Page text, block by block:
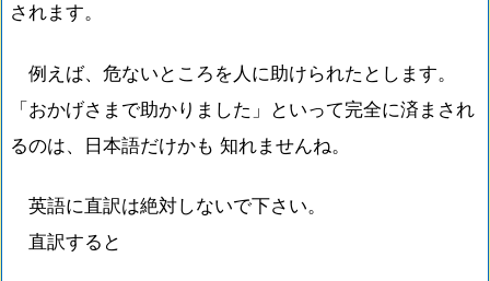
されます。
例えば、危ないところを人に助けられたとします。
「おかげさまで助かりました」といって完全に済まされ
るのは、日本語だけかも 知れませんね。
英語に直訳は絶対しないで下さい。
直訳すると